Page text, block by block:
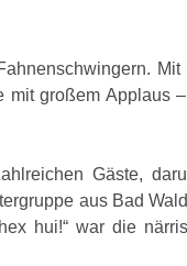
Mit
mit großem Applaus
Gäste,
aus Bad
hui!“ war die